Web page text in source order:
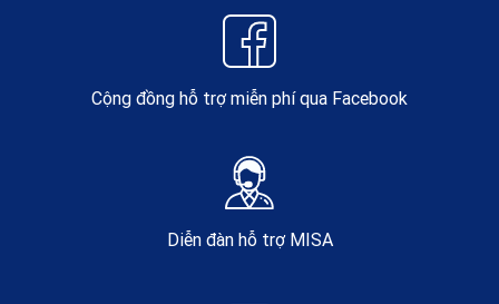
Cộng đồng hỗ trợ miễn phí qua Facebook
Diễn đàn hỗ trợ MISA